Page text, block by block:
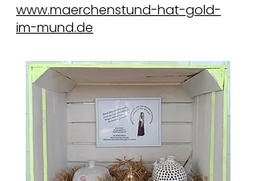
www.maerchenstund-hat-gold-
im-mund.de